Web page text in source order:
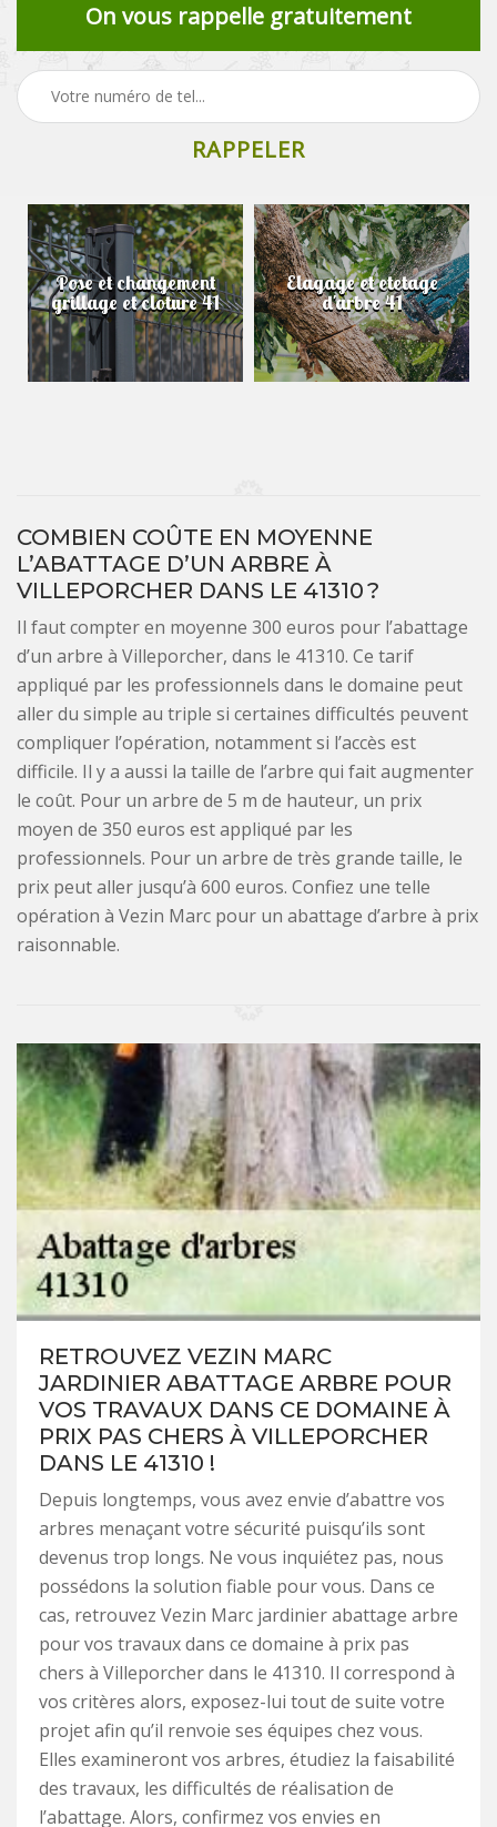
On vous rappelle gratuitement
Pose et changement
grillage et cloture 41
Elagage et etetage
d'arbre 41
COMBIEN COÛTE EN MOYENNE
L’ABATTAGE D’UN ARBRE À
VILLEPORCHER DANS LE 41310 ?
Il faut compter en moyenne 300 euros pour l’abattage
d’un arbre à Villeporcher, dans le 41310. Ce tarif
appliqué par les professionnels dans le domaine peut
aller du simple au triple si certaines difficultés peuvent
compliquer l’opération, notamment si l’accès est
difficile. Il y a aussi la taille de l’arbre qui fait augmenter
le coût. Pour un arbre de 5 m de hauteur, un prix
moyen de 350 euros est appliqué par les
professionnels. Pour un arbre de très grande taille, le
prix peut aller jusqu’à 600 euros. Confiez une telle
opération à Vezin Marc pour un abattage d’arbre à prix
raisonnable.
RETROUVEZ VEZIN MARC
JARDINIER ABATTAGE ARBRE POUR
VOS TRAVAUX DANS CE DOMAINE À
PRIX PAS CHERS À VILLEPORCHER
DANS LE 41310 !
Depuis longtemps, vous avez envie d’abattre vos
arbres menaçant votre sécurité puisqu’ils sont
devenus trop longs. Ne vous inquiétez pas, nous
possédons la solution fiable pour vous. Dans ce
cas, retrouvez Vezin Marc jardinier abattage arbre
pour vos travaux dans ce domaine à prix pas
chers à Villeporcher dans le 41310. Il correspond à
vos critères alors, exposez-lui tout de suite votre
projet afin qu’il renvoie ses équipes chez vous.
Elles examineront vos arbres, étudiez la faisabilité
des travaux, les difficultés de réalisation de
l’abattage. Alors, confirmez vos envies en